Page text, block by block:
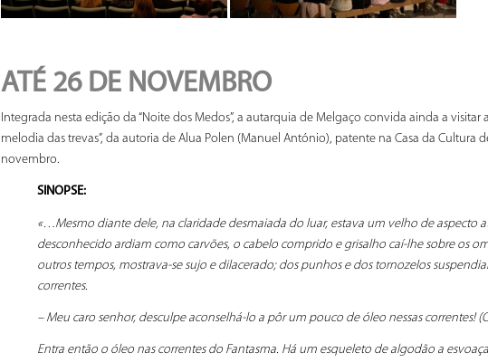
ATÉ 26 DE NOVEMBRO
Integrada nesta edição da “Noite dos Medos”, a autarquia de Melgaço convida ainda a visitar
melodia das trevas”, da autoria de Alua Polen (Manuel António), patente na Casa da Cultura
novembro.
SINOPSE:
«…Mesmo diante dele, na claridade desmaiada do luar, estava um velho de aspecto
desconhecido ardiam como carvões, o cabelo comprido e grisalho caí-lhe sobre os
outros tempos, mostrava-se sujo e dilacerado; dos punhos e dos tornozelos
correntes.
– Meu caro senhor, desculpe aconselhá-lo a pôr um pouco de óleo nessas correntes!
Entra então o óleo nas correntes do Fantasma. Há um esqueleto de algodão a